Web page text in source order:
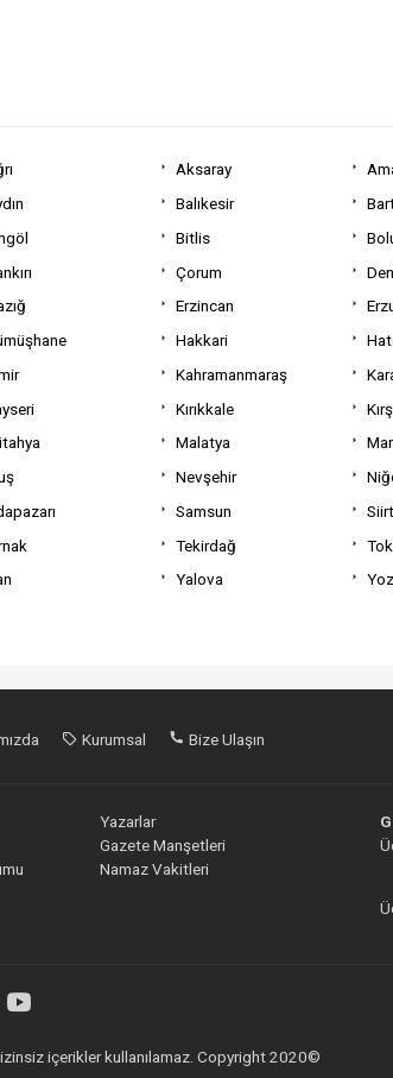
Aksaray
Balıkesir
Bitlis
Çorum
Erzincan
Hakkari
Kahramanmaraş
Kırıkkale
Malatya
Nevşehir
Samsun
Siirt
Tekirdağ
Yalova
Kurumsal Bize Ulaşın
Yazarlar
Gazete Manşetleri
Namaz Vakitleri
içerikler kullanılamaz. Copyright 2020©